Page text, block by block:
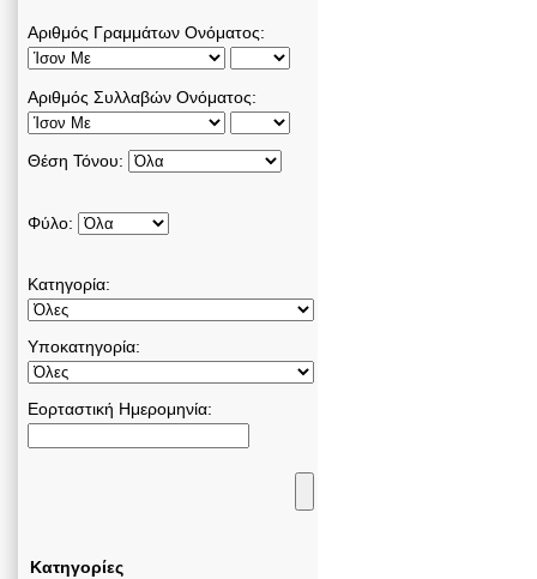
Αριθμός Γραμμάτων Ονόματος:
Αριθμός Συλλαβών Ονόματος:
Θέση Τόνου:
Φύλο:
Κατηγορία:
Υποκατηγορία:
Εορταστική Ημερομηνία:
Κατηγορίες